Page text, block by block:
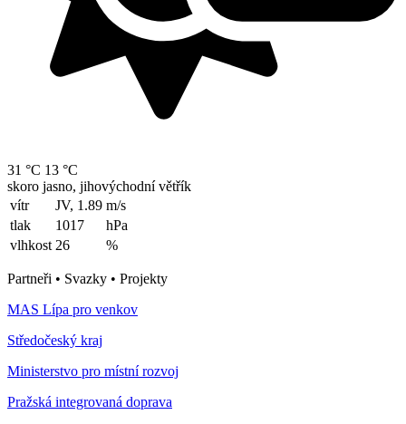
31 °C 13 °C
skoro jasno, jihovýchodní větřík
vítr
JV, 1.89 m/s
tlak
1017
hPa
vlhkost 26 %
Partneři • Svazky • Projekty
MAS Lípa pro venkov
Středočeský kraj
Ministerstvo pro místní rozvoj
Pražská integrovaná doprava